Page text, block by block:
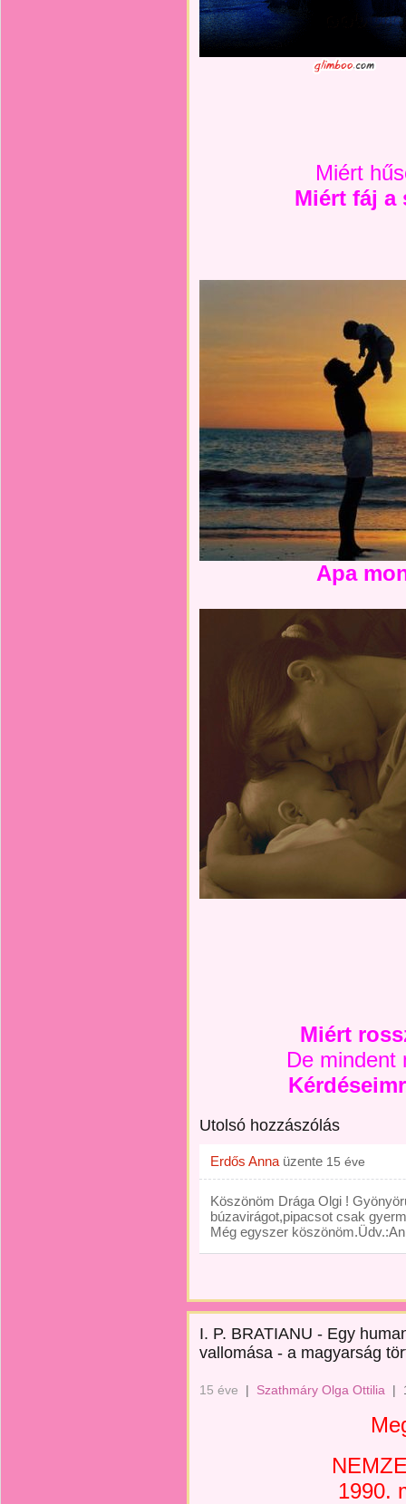
Miért
Miért fáj a
Apa
Miért
De mindent
Utolsó hozzászólás
Erdős Anna üzente 15 éve
Köszönöm Drága Olgi !
búzavirágot,pipacsot csak
Még egyszer
I. P. BRATIANU - Egy
vallomása - a magyarság
15 éve | Szathmáry Olga Ottilia |
1990.